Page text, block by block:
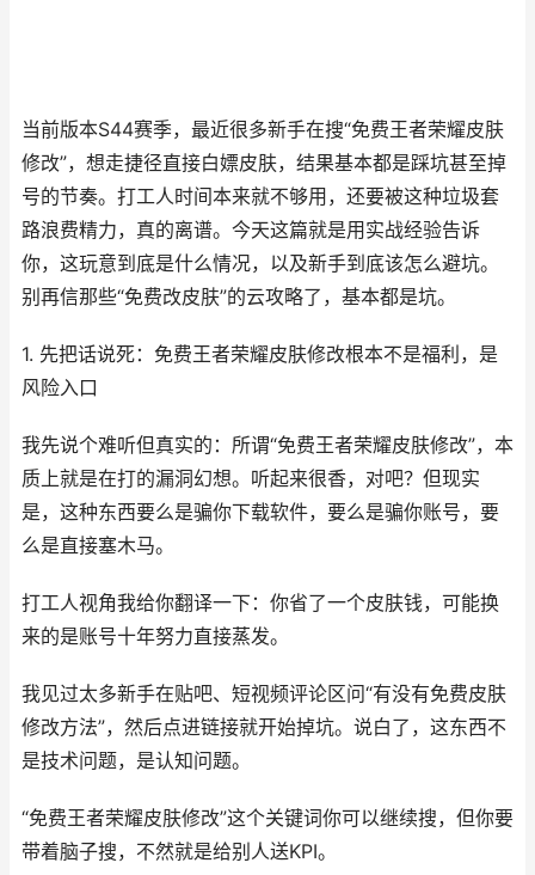
当前版本S44赛季，最近很多新手在搜“免费王者荣耀皮肤
修改”，想走捷径直接白嫖皮肤，结果基本都是踩坑甚至掉
号的节奏。打工人时间本来就不够用，还要被这种垃圾套
路浪费精力，真的离谱。今天这篇就是用实战经验告诉
你，这玩意到底是什么情况，以及新手到底该怎么避坑。
别再信那些“免费改皮肤”的云攻略了，基本都是坑。
1. 先把话说死：免费王者荣耀皮肤修改根本不是福利，是
风险入口
我先说个难听但真实的：所谓“免费王者荣耀皮肤修改”，本
质上就是在打的漏洞幻想。听起来很香，对吧？但现实
是，这种东西要么是骗你下载软件，要么是骗你账号，要
么是直接塞木马。
打工人视角我给你翻译一下：你省了一个皮肤钱，可能换
来的是账号十年努力直接蒸发。
我见过太多新手在贴吧、短视频评论区问“有没有免费皮肤
修改方法”，然后点进链接就开始掉坑。说白了，这东西不
是技术问题，是认知问题。
“免费王者荣耀皮肤修改”这个关键词你可以继续搜，但你要
带着脑子搜，不然就是给别人送KPI。